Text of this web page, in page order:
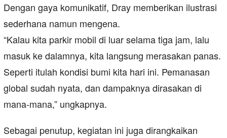
Dengan gaya komunikatif, Dray memberikan ilustrasi
sederhana namun mengena.
“Kalau kita parkir mobil di luar selama tiga jam, lalu
masuk ke dalamnya, kita langsung merasakan panas.
Seperti itulah kondisi bumi kita hari ini. Pemanasan
global sudah nyata, dan dampaknya dirasakan di
mana-mana,” ungkapnya.
Sebagai penutup, kegiatan ini juga dirangkaikan